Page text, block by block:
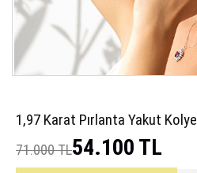
1,97 Karat Pırlanta Yakut Kolye
71.000 TL54.100 TL